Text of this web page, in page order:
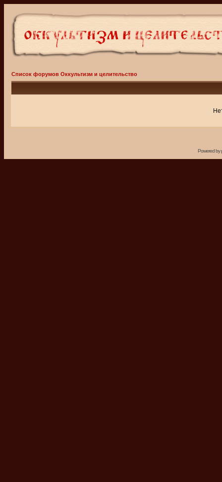
Список форумов Оккультизм и целительство
Powered by